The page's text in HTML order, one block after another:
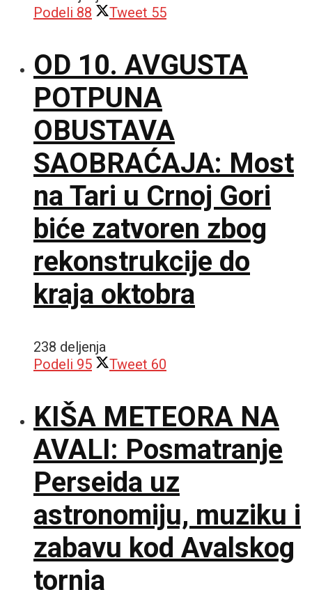
Podeli 88 Tweet 55
OD 10. AVGUSTA
POTPUNA
OBUSTAVA
SAOBRAĆAJA: Most
na Tari u Crnoj Gori
biće zatvoren zbog
rekonstrukcije do
kraja oktobra
238 deljenja
Podeli 95 Tweet 60
KIŠA METEORA NA
AVALI: Posmatranje
Perseida uz
astronomiju, muziku i
zabavu kod Avalskog
tornja